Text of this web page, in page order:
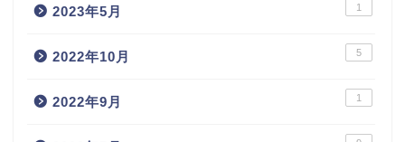
2023年5月 1
2022年10月 5
2022年9月 1